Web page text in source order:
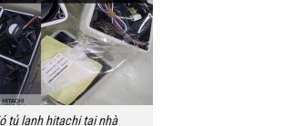
tủ lạnh hitachi tại nhà